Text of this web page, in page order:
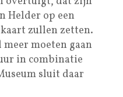
Helder op een
zullen zetten.
moeten gaan
in combinatie
sluit daar